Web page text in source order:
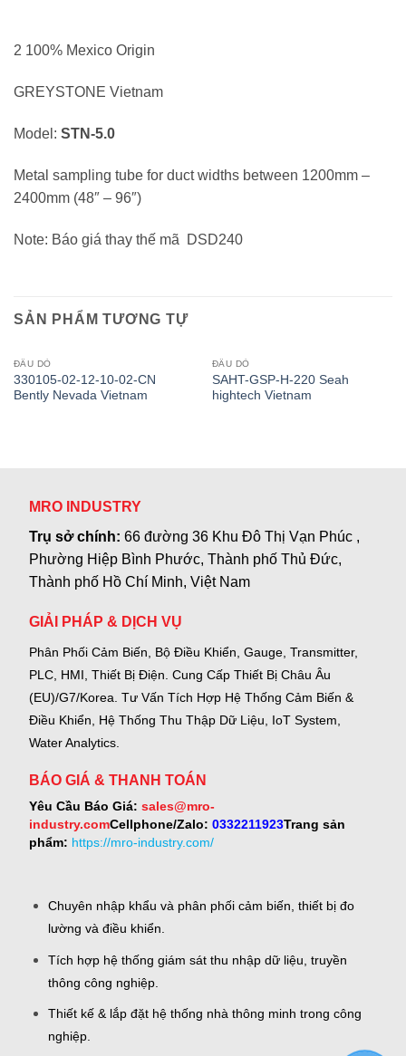
2 100% Mexico Origin
GREYSTONE Vietnam
Model: STN-5.0
Metal sampling tube for duct widths between 1200mm –
2400mm (48″ – 96″)
Note: Báo giá thay thế mã DSD240
SẢN PHẨM TƯƠNG TỰ
ĐẦU DÒ
330105-02-12-10-02-CN
Bently Nevada Vietnam
ĐẦU DÒ
SAHT-GSP-H-220 Seah
hightech Vietnam
MRO INDUSTRY
Trụ sở chính:66 đường 36 Khu Đô Thị Vạn Phúc ,
Phường Hiệp Bình Phước, Thành phố Thủ Đức,
Thành phố Hồ Chí Minh, Việt Nam
GIẢI PHÁP & DỊCH VỤ
Phân Phối Cảm Biến, Bộ Điều Khiển, Gauge, Transmitter,
PLC, HMI, Thiết Bị Điện. Cung Cấp Thiết Bị Châu Âu
(EU)/G7/Korea. Tư Vấn Tích Hợp Hệ Thống Cảm Biến &
Điều Khiển, Hệ Thống Thu Thập Dữ Liệu, IoT System,
Water Analytics.
BÁO GIÁ & THANH TOÁN
Yêu Cầu Báo Giá: sales@mro-
industry.comCellphone/Zalo: 0332211923Trang sản
phẩm: https://mro-industry.com/
Chuyên nhập khẩu và phân phối cảm biến, thiết bị đo
lường và điều khiển.
Tích hợp hệ thống giám sát thu nhập dữ liệu, truyền
thông công nghiệp.
Thiết kế & lắp đặt hệ thống nhà thông minh trong công
nghiệp.